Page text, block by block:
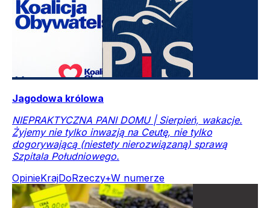
Jagodowa królowa
NIEPRAKTYCZNA PANI DOMU | Sierpień, wakacje.
Żyjemy nie tylko inwazją na Ceutę, nie tylko
dogorywającą (niestety nierozwiązaną) sprawą
Szpitala Południowego.
OpinieKrajDoRzeczy+W numerze